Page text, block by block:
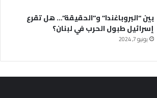
بين “البروباغندا” و”الحقيقة”… هل تقرع
إسرائيل طبول الحرب في لبنان؟
يونيو 7, 2024